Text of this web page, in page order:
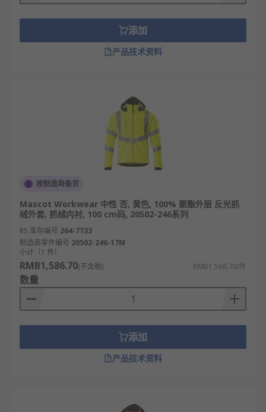
添加
产品技术资料
按制造商备货
Mascot Workwear 中性 否, 黄色, 100% 聚酯外层 反光抓
绒外套, 抓绒内衬, 100 cm码, 20502-246系列
RS 库存编号 264-7733
制造商零件编号 20502-246-17M
小计（1 件）
RMB1,586.70(不含税) RMB1,586.70/件
数量
添加
产品技术资料